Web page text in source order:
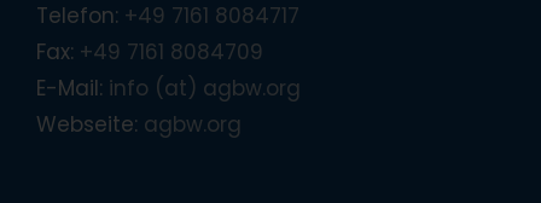
Telefon: +49 7161 8084717
Fax: +49 7161 8084709
E-Mail: info (at) agbw.org
Webseite: agbw.org